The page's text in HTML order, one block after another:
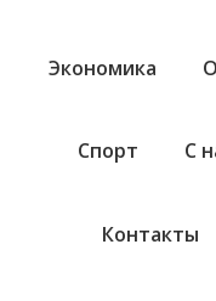
Экономика
Спорт С
Контакты